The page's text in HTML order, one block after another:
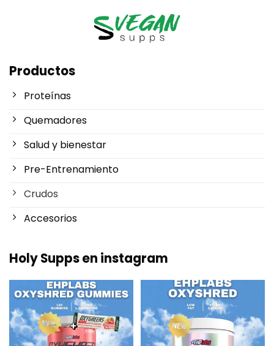
Productos
Proteínas
Quemadores
Salud y bienestar
Pre-Entrenamiento
Crudos
Accesorios
Holy Supps en instagram
Nuevo en Holy Supps 🍬⚡
OxyShred Gummies de...
3 0
¡Bajo en grasas y 150mg de
cafeína por ración! ⚡
0 2